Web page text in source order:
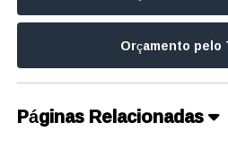
Orçamento pelo
Páginas Relacionadas